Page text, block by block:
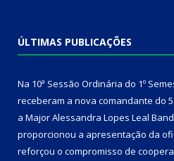
ÚLTIMAS PUBLICAÇÕES
Na 10ª Sessão Ordinária do 1º
receberam a nova comandante do
a Major Alessandra Lopes Leal
proporcionou a apresentação da
reforçou o compromisso de